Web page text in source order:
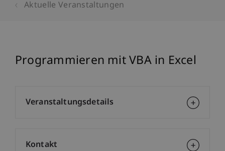
Aktuelle Veranstaltungen
Programmieren mit VBA in Excel
Veranstaltungsdetails
Kontakt